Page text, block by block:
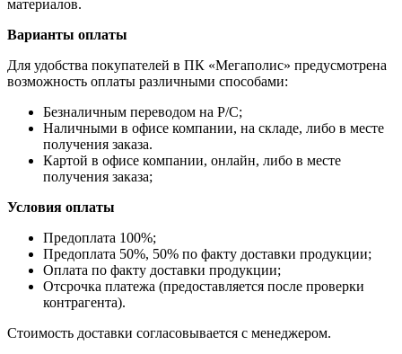
материалов.
Варианты оплаты
Для удобства покупателей в ПК «Мегаполис» предусмотрена
возможность оплаты различными способами:
Безналичным переводом на Р/С;
Наличными в офисе компании, на складе, либо в месте
получения заказа.
Картой в офисе компании, онлайн, либо в месте
получения заказа;
Условия оплаты
Предоплата 100%;
Предоплата 50%, 50% по факту доставки продукции;
Оплата по факту доставки продукции;
Отсрочка платежа (предоставляется после проверки
контрагента).
Стоимость доставки согласовывается с менеджером.